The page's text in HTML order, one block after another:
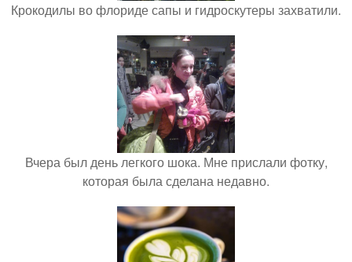
Крокодилы во флориде сапы и гидроскутеры захватили.
Вчера был день легкого шока. Мне прислали фотку,
которая была сделана недавно.